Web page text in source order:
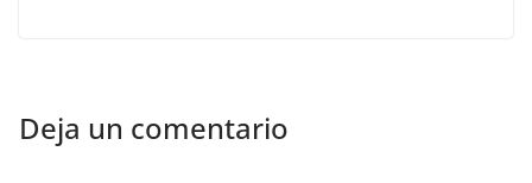
Deja un comentario